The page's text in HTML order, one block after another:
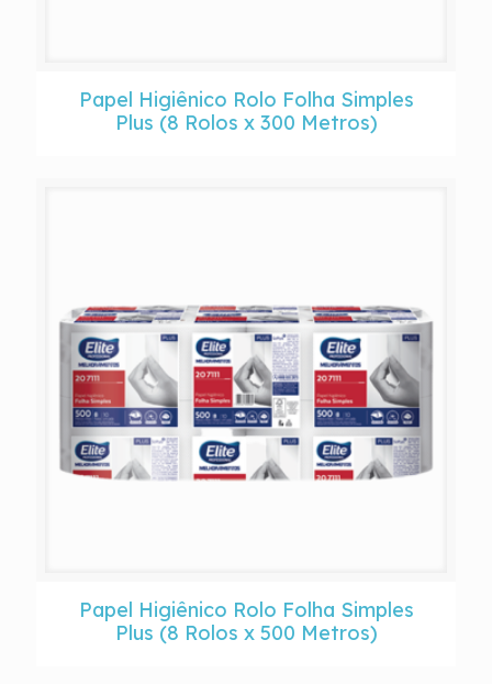
Papel Higiênico Rolo Folha Simples
Plus (8 Rolos x 300 Metros)
Papel Higiênico Rolo Folha Simples
Plus (8 Rolos x 500 Metros)